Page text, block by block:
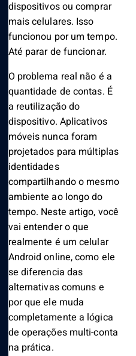
dispositivos ou comprar
mais celulares. Isso
funcionou por um tempo.
Até parar de funcionar.
O problema real não é a
quantidade de contas. É
a reutilização do
dispositivo. Aplicativos
móveis nunca foram
projetados para múltiplas
identidades
compartilhando o mesmo
ambiente ao longo do
tempo. Neste artigo, você
vai entender o que
realmente é um celular
Android online, como ele
se diferencia das
alternativas comuns e
por que ele muda
completamente a lógica
de operações multi-conta
na prática.